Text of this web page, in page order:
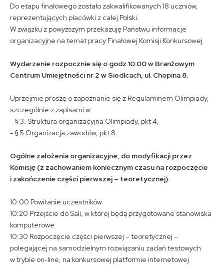
Do etapu finałowego zostało zakwalifikowanych 18 uczniów,
reprezentujących placówki z całej Polski.
W związku z powyższym przekazuję Państwu informacje
organizacyjne na temat pracy Finałowej Komisji Konkursowej.
Wydarzenie rozpocznie się o godz.10:00 w Branżowym
Centrum Umiejętności nr 2 w Siedlcach, ul. Chopina 8.
Uprzejmie proszę o zapoznanie się z Regulaminem Olimpiady,
szczególnie z zapisami w:
- § 3. Struktura organizacyjna Olimpiady, pkt 4,
- § 5 Organizacja zawodów, pkt 8.
Ogólne założenia organizacyjne, do modyfikacji przez
Komisję (z zachowaniem koniecznym czasu na rozpoczęcie
i zakończenie części pierwszej – teoretycznej):
10:00 Powitanie uczestników
10:20 Przejście do Sali, w której będą przygotowane stanowiska
komputerowe
10:30 Rozpoczęcie części pierwszej – teoretycznej –
polegającej na samodzielnym rozwiązaniu zadań testowych
w trybie on-line, na konkursowej platformie internetowej